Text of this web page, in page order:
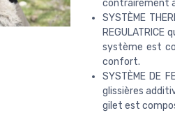
contrairement
SYSTÈME
système est
confort.
SYSTÈME DE
glissières
gilet est